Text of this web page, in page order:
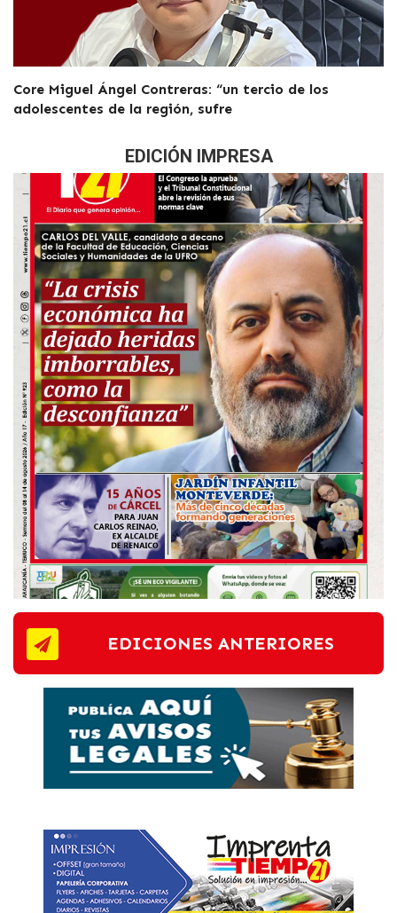
Core Miguel Ángel Contreras: “un tercio de los
adolescentes de la región, sufre
EDICIÓN IMPRESA
EDICIONES ANTERIORES